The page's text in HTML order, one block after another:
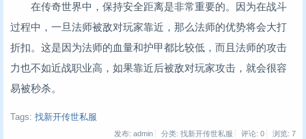
在传奇世界中，保持安全距离是非常重要的。因为在战斗
过程中，一旦法师被敌对玩家靠近，那么法师的优势将会大打
折扣。这是因为法师的血量和护甲都比较低，而且法师的攻击
力也不如近战职业高，如果靠近后被敌对玩家攻击，就会很容
易被秒杀。
Tags: 找新开传世私服
发布: admin 分类: 找新开传世私服 评论: 0 浏览: 7